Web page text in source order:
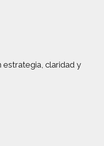
claridad y